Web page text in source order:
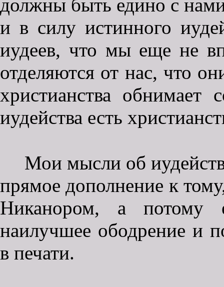
должны быть едино с
и в силу истинного
иудеев, что мы еще не
отделяются от нас, что
христианства
иудейства есть
Мои мысли об
прямое дополнение к
Никанором, а потому
наилучшее ободрение и
в печати.